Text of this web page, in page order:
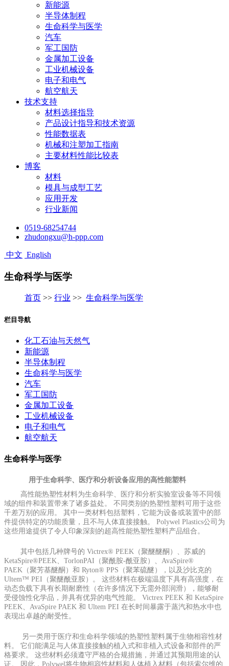
新能源
半导体制程
生命科学与医学
汽车
军工国防
金属加工设备
工业机械设备
电子和电气
航空航天
技术支持
材料选择指导
产品设计指导和技术资源
性能数据表
机械和注塑加工指南
主要材料性能比较表
博客
材料
模具与成型工艺
应用开发
行业新闻
0519-68254744
zhudongxu@h-ppp.com
中文 English
生命科学与医学
首页 >> 行业 >> 生命科学与医学
栏目导航
化工石油与天然气
新能源
半导体制程
生命科学与医学
汽车
军工国防
金属加工设备
工业机械设备
电子和电气
航空航天
生命科学与医学
用于生命科学、医疗和分析设备应用的高性能塑料
高性能热塑性材料为生命科学、医疗和分析实验室设备等不同领
域的组件和装置带来了诸多益处。 不同类别的热塑性塑料可用于这些
千差万别的应用。 其中一类材料包括塑料，它能为设备或装置中的部
件提供特定的功能质量，且不与人体直接接触。 Polywel Plastics公司为
这些用途提供了令人印象深刻的超高性能热塑性塑料产品组合。
其中包括几种牌号的 Victrex® PEEK（聚醚醚酮）、苏威的
KetaSpire®PEEK、TorlonPAI（聚酰胺-酰亚胺）、AvaSpire®
PAEK（聚芳基醚酮）和 Ryton® PPS（聚苯硫醚），以及沙比克的
Ultem™ PEI（聚醚酰亚胺）。 这些材料在极端温度下具有高强度，在
动态负载下具有长期耐磨性（在许多情况下无需外部润滑），能够耐
受侵蚀性化学品，并具有优异的电气性能。 Victrex PEEK 和 KetaSpire
PEEK、AvaSpire PAEK 和 Ultem PEI 在长时间暴露于蒸汽和热水中也
表现出卓越的耐受性。
另一类用于医疗和生命科学领域的热塑性塑料属于生物相容性材
料。 它们能满足与人体直接接触的植入式和非植入式设备和部件的严
格要求。 这些材料必须遵守严格的合规措施，并通过其预期用途的认
证。 因此，Polywel将生物相容性材料和人体植入材料（包括索尔维的